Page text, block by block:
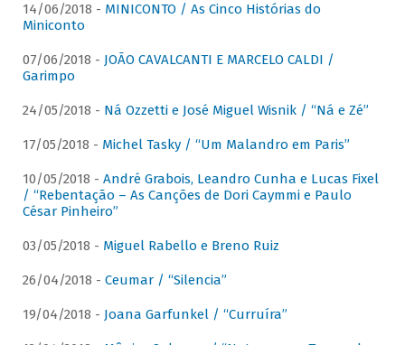
14/06/2018 - MINICONTO / As Cinco Histórias do
Miniconto
07/06/2018 - JOÃO CAVALCANTI E MARCELO CALDI /
Garimpo
24/05/2018 - Ná Ozzetti e José Miguel Wisnik / “Ná e Zé”
17/05/2018 - Michel Tasky / “Um Malandro em Paris”
10/05/2018 - André Grabois, Leandro Cunha e Lucas Fixel
/ “Rebentação – As Canções de Dori Caymmi e Paulo
César Pinheiro”
03/05/2018 - Miguel Rabello e Breno Ruiz
26/04/2018 - Ceumar / “Silencia”
19/04/2018 - Joana Garfunkel / “Curruíra”